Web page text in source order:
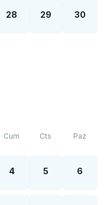
28 29 30
Cum Cts Paz
4 5 6